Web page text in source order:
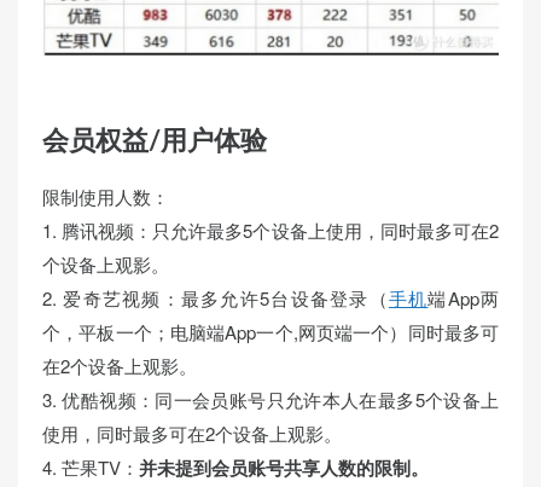
会员权益/用户体验
限制使用人数：
1. 腾讯视频：只允许最多5个设备上使用，同时最多可在2
个设备上观影。
2. 爱奇艺视频：最多允许5台设备登录（手机端App两
个，平板一个；电脑端App一个,网页端一个）同时最多可
在2个设备上观影。
3. 优酷视频：同一会员账号只允许本人在最多5个设备上
使用，同时最多可在2个设备上观影。
4. 芒果TV： 并未提到会员账号共享人数的限制。